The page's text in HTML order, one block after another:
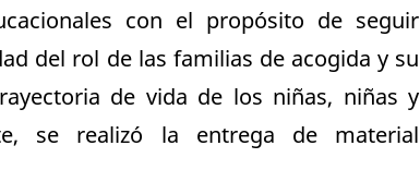
con el propósito de seguir
del rol de las familias de acogida y su
de vida de los niñas, niñas y
se realizó la entrega de material